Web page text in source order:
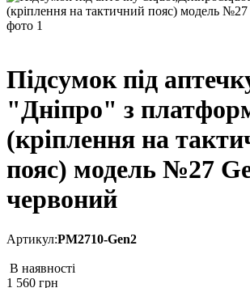
Підсумок під
"Дніпро" з
(кріплення на
пояс) модель №27
червоний
Артикул:PM2710-Gen2
В наявності
1 560 грн